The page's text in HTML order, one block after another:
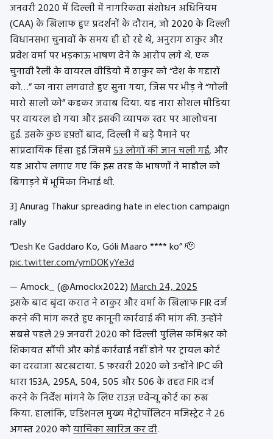
जनवरी 2020 में दिल्ली में नागरिकता संशोधन अधिनियम
(CAA) के खिलाफ हुए प्रदर्शनों के दौरान, जो 2020 के दिल्ली
विधानसभा चुनावों के समय ही हो रहे थे, अनुराग ठाकुर और
प्रवेश वर्मा पर भड़काऊ भाषण देने के आरोप लगे थे. एक
चुनावी रैली के वायरल वीडियो में ठाकुर को “देश के गद्दारों
को…” का नारा लगवाते हुए सुना गया, जिस पर भीड़ ने “गोली
मारो सालों को” कहकर जवाब दिया. यह नारा सोशल मीडिया
पर वायरल हो गया और इसकी व्यापक स्तर पर आलोचना
हुई. इसके कुछ हफ़्तों बाद, दिल्ली में बड़े पैमाने पर
सांप्रदायिक हिंसा हुई जिसमें53 लोगों की जान चली गई, और
यह आरोप लगाए गए कि इस तरह के भाषणों ने माहौल को
बिगाड़ने में भूमिका निभाई थी.
3] Anurag Thakur spreading hate in election campaign
rally
“Desh Ke Gaddaro Ko, Góli Maaro **** ko” 🫡
pic.twitter.com/ymDOKyYe3d
— Amock_ (@Amockx2022)March 24, 2025
इसके बाद बृंदा करात ने ठाकुर और वर्मा के खिलाफ FIR दर्ज
करने की मांग करते हुए कानूनी कार्रवाई की मांग की. उन्होंने
सबसे पहले 29 जनवरी 2020 को दिल्ली पुलिस कमिश्नर को
शिकायत सौंपी और कोई कार्रवाई नहीं होने पर ट्रायल कोर्ट
का दरवाजा खटखटाया. 5 फ़रवरी 2020 को उन्होंने IPC की
धारा 153A, 295A, 504, 505 और 506 के तहत FIR दर्ज
करने के निर्देश मांगने के लिए राउज़ एवेन्यू कोर्ट का रुख
किया. हालांकि, एडिशनल मुख्य मेट्रोपॉलिटन मजिस्ट्रेट ने 26
अगस्त 2020 कोयाचिका खारिज कर दी.